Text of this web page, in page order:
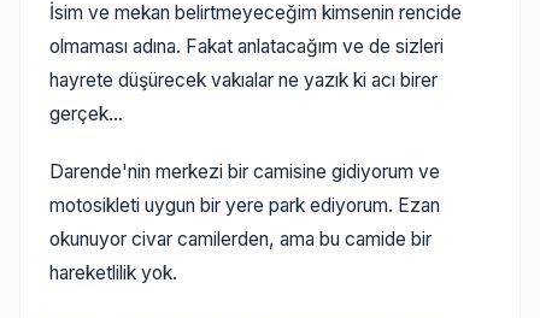
İsim ve mekan belirtmeyeceğim kimsenin rencide
olmaması adına. Fakat anlatacağım ve de sizleri
hayrete düşürecek vakıalar ne yazık ki acı birer
gerçek...
Darende'nin merkezi bir camisine gidiyorum ve
motosikleti uygun bir yere park ediyorum. Ezan
okunuyor civar camilerden, ama bu camide bir
hareketlilik yok.